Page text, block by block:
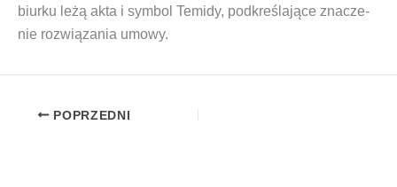
biur­ku leżą akta i sym­bol Temi­dy, pod­kre­śla­ją­ce zna­cze­
nie roz­wią­za­nia umowy.
POPRZEDNI